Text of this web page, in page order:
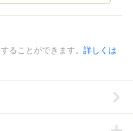
ることができます。 詳しくは